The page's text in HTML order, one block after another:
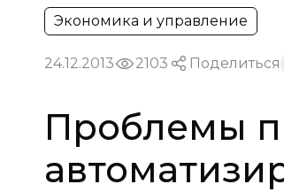
Экономика и управление
24.12.2013 2103 Поделиться
Проблемы